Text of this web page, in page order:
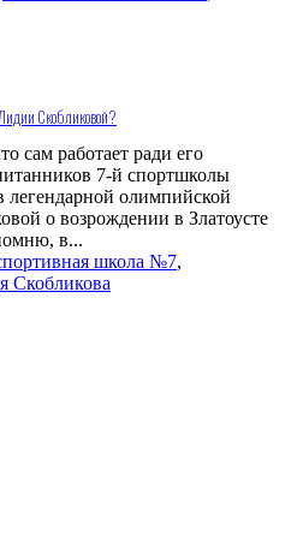
Скобликовой?
сам работает ради его
7-й спортшколы
олимпийской
о возрождении в Златоусте
в...
школа №7,
Скобликова